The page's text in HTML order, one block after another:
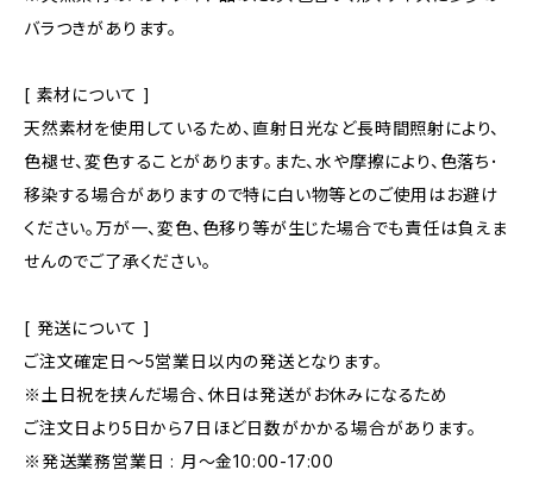
バラつきがあります。
[ 素材について ]
天然素材を使用しているため、直射日光など長時間照射により、
色褪せ、変色することがあります。また、水や摩擦により、色落ち･
移染する場合がありますので特に白い物等とのご使用はお避け
ください。万が一、変色、色移り等が生じた場合でも責任は負えま
せんのでご了承ください。
[ 発送について ]
ご注文確定日〜5営業日以内の発送となります。
※土日祝を挟んだ場合、休日は発送がお休みになるため
ご注文日より5日から7日ほど日数がかかる場合があります。
※発送業務営業日 : 月～金10:00-17:00